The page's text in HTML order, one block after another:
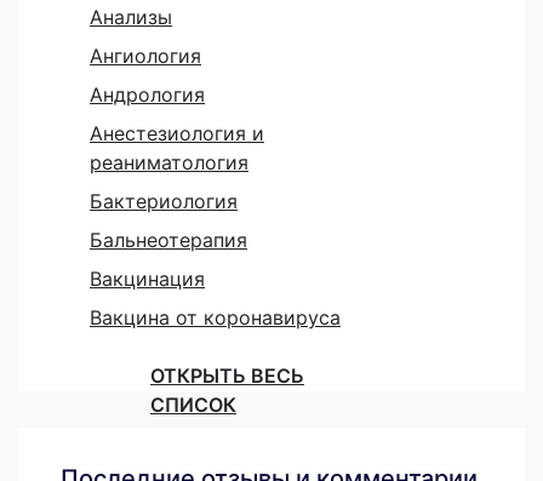
Анализы
Ангиология
Андрология
Анестезиология и
реаниматология
Бактериология
Бальнеотерапия
Вакцинация
Вакцина от коронавируса
ОТКРЫТЬ ВЕСЬ
СПИСОК